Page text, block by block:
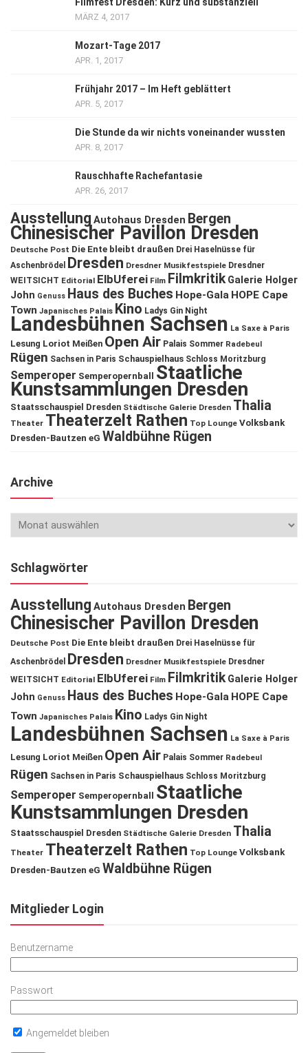
Filmfest Dresden: Kurz und substanziell
MÄRZ 4, 2017
Mozart-Tage 2017
APR. 1, 2017
Frühjahr 2017 – Im Heft geblättert
APR. 5, 2017
Die Stunde da wir nichts voneinander wussten
APR. 8, 2017
Rauschhafte Rachefantasie
APR. 26, 2017
Ausstellung Autohaus Dresden Bergen
Chinesischer Pavillon Dresden
Deutsche Post Die Ente bleibt draußen Drei Haselnüsse für
Aschenbrödel
Dresden Dresdner Musikfestspiele Dresdner
WEITSICHT Editorial ElbUferei Film Filmkritik Galerie Holger
John Genuss Haus des Buches Hope-Gala HOPE Cape
Town Japanisches Palais Kino Ladys Gin Night
Landesbühnen Sachsen La Saxe à Paris
Lesung Loriot Meißen Open Air Palais Sommer Radebeul
Rügen Sachsen in Paris Schauspielhaus Schloss Moritzburg
Semperoper Semperopernball Staatliche
Kunstsammlungen Dresden
Staatsschauspiel Dresden Städtische Galerie Dresden Thalia
Theater Theaterzelt Rathen Top Lounge Volksbank
Dresden-Bautzen eG Waldbühne Rügen
Archive
Schlagwörter
Ausstellung Autohaus Dresden Bergen
Chinesischer Pavillon Dresden
Deutsche Post Die Ente bleibt draußen Drei Haselnüsse für
Aschenbrödel
Dresden Dresdner Musikfestspiele Dresdner
WEITSICHT Editorial ElbUferei Film Filmkritik Galerie Holger
John Genuss Haus des Buches Hope-Gala HOPE Cape
Town Japanisches Palais Kino Ladys Gin Night
Landesbühnen Sachsen La Saxe à Paris
Lesung Loriot Meißen Open Air Palais Sommer Radebeul
Rügen Sachsen in Paris Schauspielhaus Schloss Moritzburg
Semperoper Semperopernball
Staatliche
Kunstsammlungen Dresden
Staatsschauspiel Dresden Städtische Galerie Dresden Thalia
Theater Theaterzelt Rathen Top Lounge Volksbank
Dresden-Bautzen eG Waldbühne Rügen
Mitglieder Login
Benutzername
Passwort
Angemeldet bleiben